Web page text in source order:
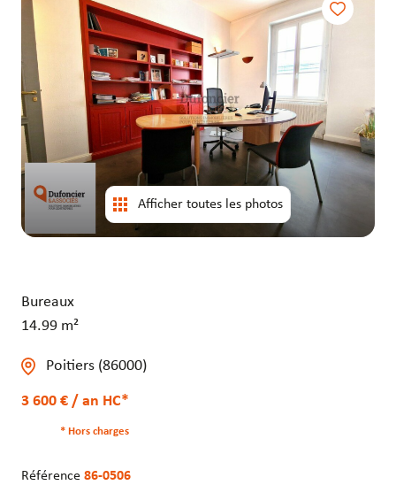
entrepôts
entrepôts
Afficher toutes les photos
Bureaux
14.99 m²
Poitiers (86000)
3 600 € / an HC*
* Hors charges
Référence 86-0506